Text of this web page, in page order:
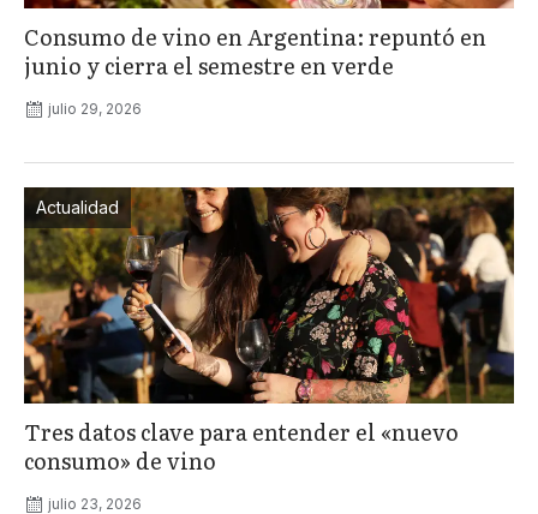
Consumo de vino en Argentina: repuntó en
junio y cierra el semestre en verde
julio 29, 2026
Actualidad
Tres datos clave para entender el «nuevo
consumo» de vino
julio 23, 2026